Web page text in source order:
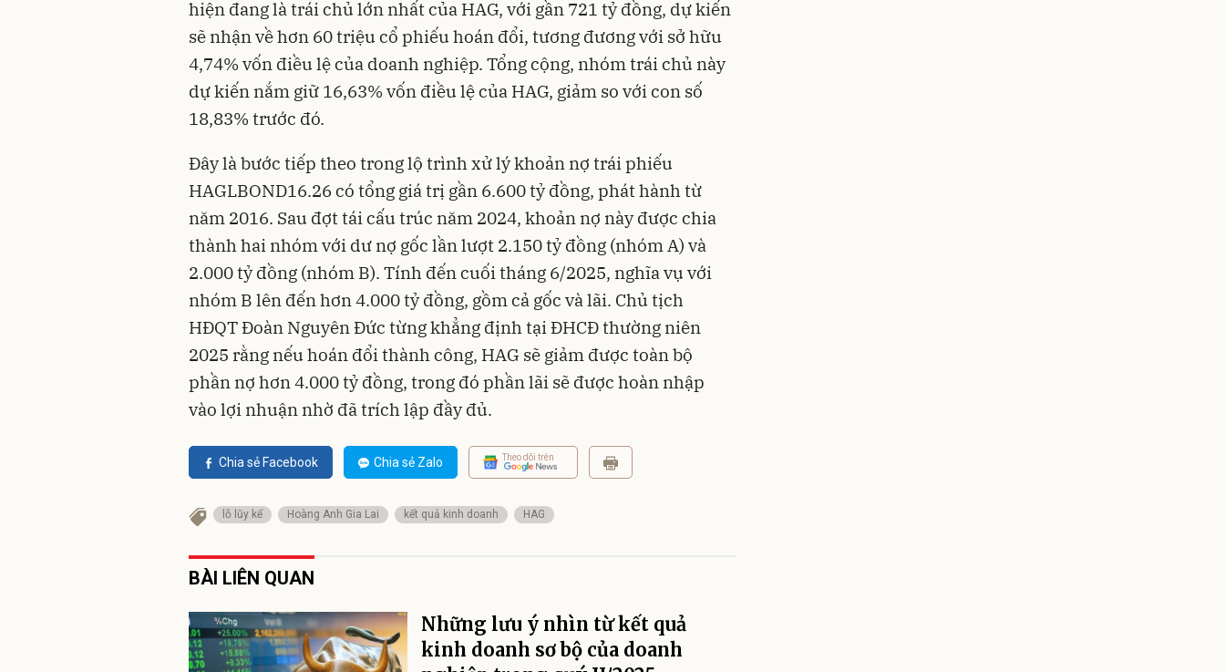
hiện đang là trái chủ lớn nhất của HAG, với gần 721 tỷ đồng, dự kiến
sẽ nhận về hơn 60 triệu cổ phiếu hoán đổi, tương đương với sở hữu
4,74% vốn điều lệ của doanh nghiệp. Tổng cộng, nhóm trái chủ này
dự kiến nắm giữ 16,63% vốn điều lệ của HAG, giảm so với con số
18,83% trước đó.
Đây là bước tiếp theo trong lộ trình xử lý khoản nợ trái phiếu
HAGLBOND16.26 có tổng giá trị gần 6.600 tỷ đồng, phát hành từ
năm 2016. Sau đợt tái cấu trúc năm 2024, khoản nợ này được chia
thành hai nhóm với dư nợ gốc lần lượt 2.150 tỷ đồng (nhóm A) và
2.000 tỷ đồng (nhóm B). Tính đến cuối tháng 6/2025, nghĩa vụ với
nhóm B lên đến hơn 4.000 tỷ đồng, gồm cả gốc và lãi. Chủ tịch
HĐQT Đoàn Nguyên Đức từng khẳng định tại ĐHCĐ thường niên
2025 rằng nếu hoán đổi thành công, HAG sẽ giảm được toàn bộ
phần nợ hơn 4.000 tỷ đồng, trong đó phần lãi sẽ được hoàn nhập
vào lợi nhuận nhờ đã trích lập đầy đủ.
Chia sẻ Facebook Chia sẻ Zalo Theo dõi trên
lỗ lũy kế Hoàng Anh Gia Lai kết quả kinh doanh HAG
BÀI LIÊN QUAN
Những lưu ý nhìn từ kết quả
kinh doanh sơ bộ của doanh